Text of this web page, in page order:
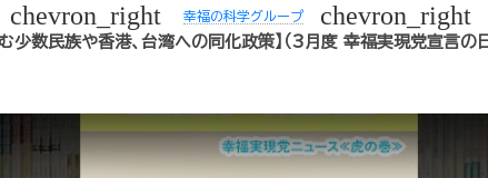
chevron_right 幸福の科学グループ chevron_right
少数民族や香港、台湾への同化政策】（3月度 幸福実現党宣言の日